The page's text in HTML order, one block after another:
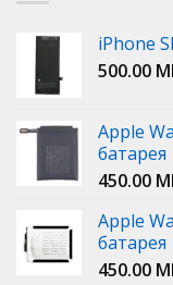
iPhone
500.00
Apple
батарея
450.00
Apple
батарея
450.00